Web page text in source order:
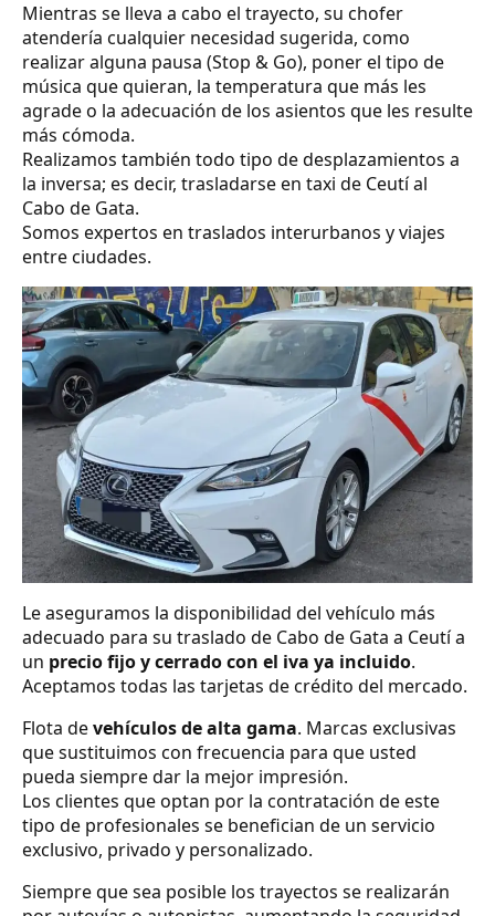
Mientras se lleva a cabo el trayecto, su chofer
atendería cualquier necesidad sugerida, como
realizar alguna pausa (Stop & Go), poner el tipo de
música que quieran, la temperatura que más les
agrade o la adecuación de los asientos que les resulte
más cómoda.
Realizamos también todo tipo de desplazamientos a
la inversa; es decir, trasladarse en taxi de Ceutí al
Cabo de Gata.
Somos expertos en traslados interurbanos y viajes
entre ciudades.
Le aseguramos la disponibilidad del vehículo más
adecuado para su traslado de Cabo de Gata a Ceutí a
un precio fijo y cerrado con el iva ya incluido.
Aceptamos todas las tarjetas de crédito del mercado.
Flota devehículos de alta gama. Marcas exclusivas
que sustituimos con frecuencia para que usted
pueda siempre dar la mejor impresión.
Los clientes que optan por la contratación de este
tipo de profesionales se benefician de un servicio
exclusivo, privado y personalizado.
Siempre que sea posible los trayectos se realizarán